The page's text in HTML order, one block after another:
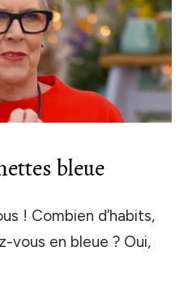
bleue
! Combien d’habits,
vous en bleue ? Oui,